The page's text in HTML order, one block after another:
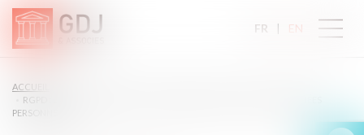
FR EN
ACCUEIL
RGPD : LE CONSENTEMENT NE SE TRANSMET PAS COMME LES DONNÉES
PERSONNELLES